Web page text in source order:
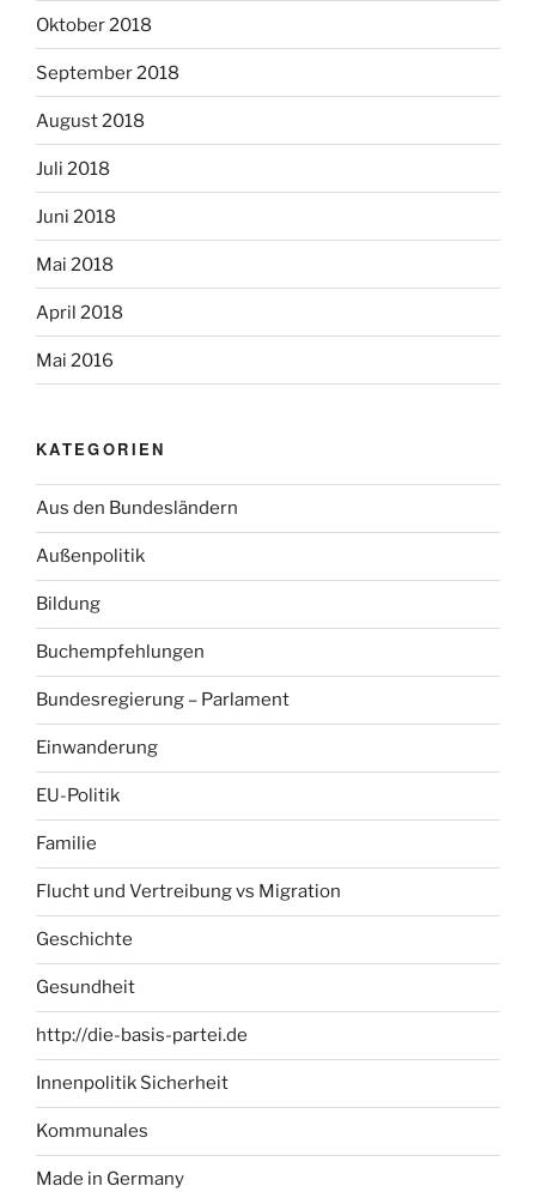
Oktober 2018
September 2018
August 2018
Juli 2018
Juni 2018
Mai 2018
April 2018
Mai 2016
KATEGORIEN
Aus den Bundesländern
Außenpolitik
Bildung
Buchempfehlungen
Bundesregierung – Parlament
Einwanderung
EU-Politik
Familie
Flucht und Vertreibung vs Migration
Geschichte
Gesundheit
http://die-basis-partei.de
Innenpolitik Sicherheit
Kommunales
Made in Germany